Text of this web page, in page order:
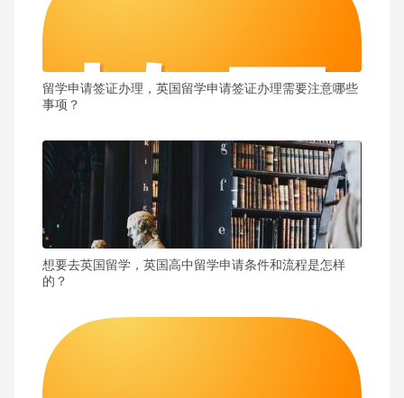
留学申请签证办理，英国留学申请签证办理需要注意哪些
事项？
想要去英国留学，英国高中留学申请条件和流程是怎样
的？